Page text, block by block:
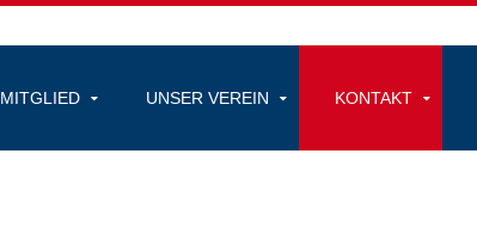
MITGLIED UNSER VEREIN KONTAKT